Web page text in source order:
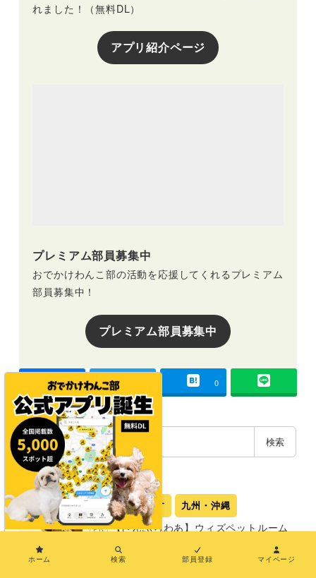
れました！（無料DL）
アプリ紹介ページ
プレミアム部員募集中
おでかけわんこ部の活動を応援してくれるプレミアム
部員募集中！
プレミアム部員募集中
- 0
検
索
検索
注目記事
エリア別で探す 九州・沖縄
PR 【さんふらわあ】ウィズペットルーム
ジーナリゾート由布院 圍-Kakoi-」を含む別
ホーム 検索 部員登録 マイページ